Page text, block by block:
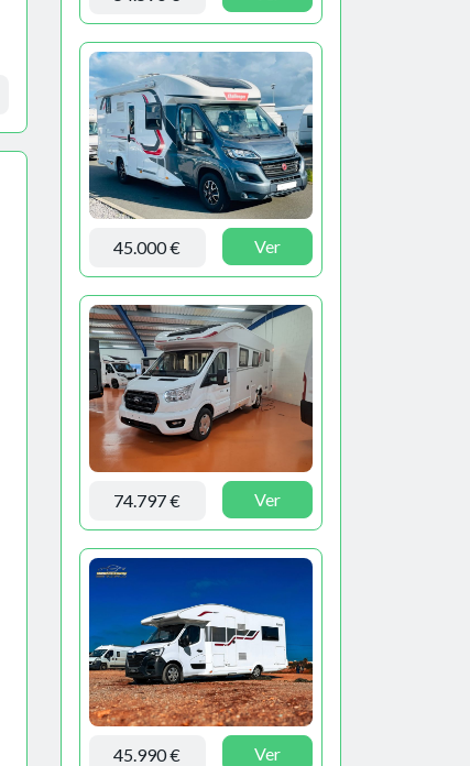
45.000 € Ver
74.797 € Ver
45.990 € Ver